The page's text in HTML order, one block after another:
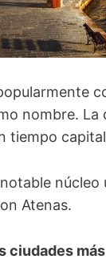
nombre. La
tiempo
Atenas.
ciudades